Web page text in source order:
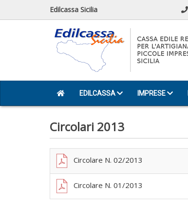
Edilcassa Sicilia
EDILCASSA IMPRESE
Circolari 2013
Circolare N. 02/2013
Circolare N. 01/2013